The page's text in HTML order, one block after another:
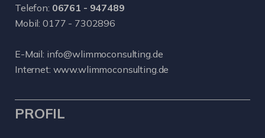
Telefon: 06761 - 947489
Mobil: 0177 - 7302896
E-Mail: info@wlimmoconsulting.de
Internet: www.wlimmoconsulting.de
PROFIL